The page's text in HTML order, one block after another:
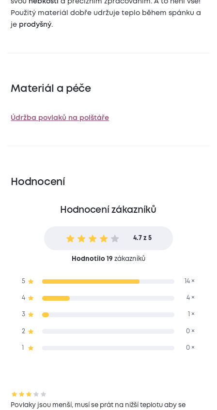
svou hebkostí
a precizním zpracováním. A to není vše!
Použitý materiál dobře udržuje teplo během spánku a
je prodyšný.
Materiál a péče
Údržba povlaků na polštáře
Hodnocení
Hodnocení zákazníků
4.7 z 5
Hodnotilo 19 zákazníků
5 14 ×
4 4 ×
3 1 ×
2 0 ×
0 ×
Povlaky jsou menší, musí se prát na nižší teplotu aby se